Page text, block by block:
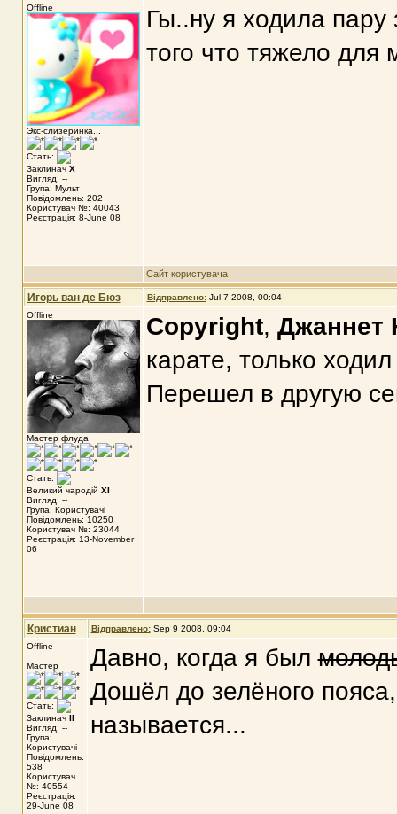
Offline
Экс-слизеринка...
Стать:
Заклинач X
Вигляд: --
Група: Мульт
Повідомлень: 202
Користувач №: 40043
Реєстрація: 8-June 08
Гы..ну я ходила пару
того что тяжело для
Сайт користувача
Игорь ван де Бюз Відправлено: Jul 7 2008, 00:04
Offline
Мастер флуда
Стать:
Великий чародій XI
Вигляд: --
Група: Користувачі
Повідомлень: 10250
Користувач №: 23044
Реєстрація: 13-November
06
Copyright, Джаннет
карате, только
Перешел в другую
Кристиан Відправлено: Sep 9 2008, 09:04
Offline
Мастер
Стать:
Заклинач II
Вигляд: --
Група:
Користувачі
Повідомлень:
538
Користувач
№: 40554
Реєстрація:
29-June 08
Давно, когда я был
Дошёл до зелёного
называется...